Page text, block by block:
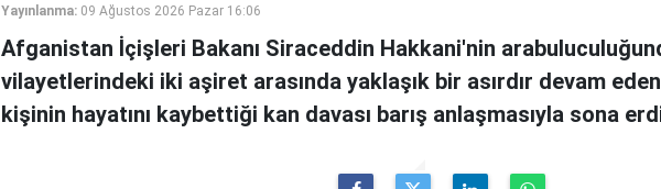
Yayınlanma: 09 Ağustos 2026 Pazar 16:06
Afganistan İçişleri Bakanı Siraceddin Hakkani'nin
vilayetlerindeki iki aşiret arasında yaklaşık bir asırdır devam
kişinin hayatını kaybettiği kan davası barış anlaşmasıyla sona